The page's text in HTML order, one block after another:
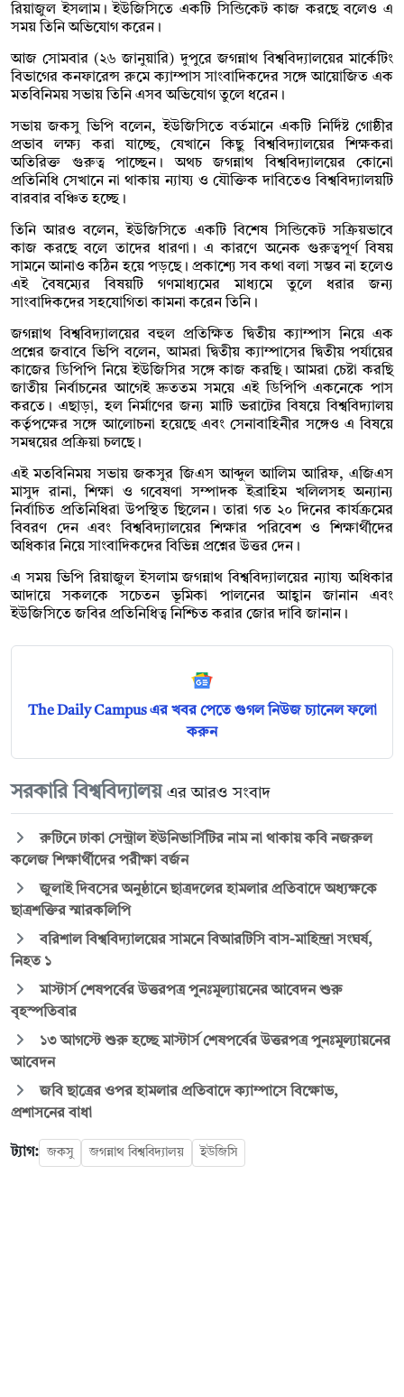
রিয়াজুল ইসলাম। ইউজিসিতে একটি সিন্ডিকেট কাজ করছে বলেও এ
সময় তিনি অভিযোগ করেন।
আজ সোমবার (২৬ জানুয়ারি) দুপুরে জগন্নাথ বিশ্ববিদ্যালয়ের মার্কেটিং
বিভাগের কনফারেন্স রুমে ক্যাম্পাস সাংবাদিকদের সঙ্গে আয়োজিত এক
মতবিনিময় সভায় তিনি এসব অভিযোগ তুলে ধরেন।
সভায় জকসু ভিপি বলেন, ইউজিসিতে বর্তমানে একটি নির্দিষ্ট গোষ্ঠীর
প্রভাব লক্ষ্য করা যাচ্ছে, যেখানে কিছু বিশ্ববিদ্যালয়ের শিক্ষকরা
অতিরিক্ত গুরুত্ব পাচ্ছেন। অথচ জগন্নাথ বিশ্ববিদ্যালয়ের কোনো
প্রতিনিধি সেখানে না থাকায় ন্যায্য ও যৌক্তিক দাবিতেও বিশ্ববিদ্যালয়টি
বারবার বঞ্চিত হচ্ছে।
তিনি আরও বলেন, ইউজিসিতে একটি বিশেষ সিন্ডিকেট সক্রিয়ভাবে
কাজ করছে বলে তাদের ধারণা। এ কারণে অনেক গুরুত্বপূর্ণ বিষয়
সামনে আনাও কঠিন হয়ে পড়ছে। প্রকাশ্যে সব কথা বলা সম্ভব না হলেও
এই বৈষম্যের বিষয়টি গণমাধ্যমের মাধ্যমে তুলে ধরার জন্য
সাংবাদিকদের সহযোগিতা কামনা করেন তিনি।
জগন্নাথ বিশ্ববিদ্যালয়ের বহুল প্রতিক্ষিত দ্বিতীয় ক্যাম্পাস নিয়ে এক
প্রশ্নের জবাবে ভিপি বলেন, আমরা দ্বিতীয় ক্যাম্পাসের দ্বিতীয় পর্যায়ের
কাজের ডিপিপি নিয়ে ইউজিসির সঙ্গে কাজ করছি। আমরা চেষ্টা করছি
জাতীয় নির্বাচনের আগেই দ্রুততম সময়ে এই ডিপিপি একনেকে পাস
করতে। এছাড়া, হল নির্মাণের জন্য মাটি ভরাটের বিষয়ে বিশ্ববিদ্যালয়
কর্তৃপক্ষের সঙ্গে আলোচনা হয়েছে এবং সেনাবাহিনীর সঙ্গেও এ বিষয়ে
সমন্বয়ের প্রক্রিয়া চলছে।
এই মতবিনিময় সভায় জকসুর জিএস আব্দুল আলিম আরিফ, এজিএস
মাসুদ রানা, শিক্ষা ও গবেষণা সম্পাদক ইব্রাহিম খলিলসহ অন্যান্য
নির্বাচিত প্রতিনিধিরা উপস্থিত ছিলেন। তারা গত ২০ দিনের কার্যক্রমের
বিবরণ দেন এবং বিশ্ববিদ্যালয়ের শিক্ষার পরিবেশ ও শিক্ষার্থীদের
অধিকার নিয়ে সাংবাদিকদের বিভিন্ন প্রশ্নের উত্তর দেন।
এ সময় ভিপি রিয়াজুল ইসলাম জগন্নাথ বিশ্ববিদ্যালয়ের ন্যায্য অধিকার
আদায়ে সকলকে সচেতন ভূমিকা পালনের আহ্বান জানান এবং
ইউজিসিতে জবির প্রতিনিধিত্ব নিশ্চিত করার জোর দাবি জানান।
The Daily Campus এর খবর পেতে গুগল নিউজ চ্যানেল ফলো
করুন
সরকারি বিশ্ববিদ্যালয় এর আরও সংবাদ
রুটিনে ঢাকা সেন্ট্রাল ইউনিভার্সিটির নাম না থাকায় কবি নজরুল
কলেজ শিক্ষার্থীদের পরীক্ষা বর্জন
জুলাই দিবসের অনুষ্ঠানে ছাত্রদলের হামলার প্রতিবাদে অধ্যক্ষকে
ছাত্রশক্তির স্মারকলিপি
বরিশাল বিশ্ববিদ্যালয়ের সামনে বিআরটিসি বাস-মাহিন্দ্রা সংঘর্ষ,
নিহত ১
মাস্টার্স শেষপর্বের উত্তরপত্র পুনঃমূল্যায়নের আবেদন শুরু
বৃহস্পতিবার
১৩ আগস্টে শুরু হচ্ছে মাস্টার্স শেষপর্বের উত্তরপত্র পুনঃমূল্যায়নের
আবেদন
জবি ছাত্রের ওপর হামলার প্রতিবাদে ক্যাম্পাসে বিক্ষোভ,
প্রশাসনের বাধা
ট্যাগ: জকসু জগন্নাথ বিশ্ববিদ্যালয় ইউজিসি